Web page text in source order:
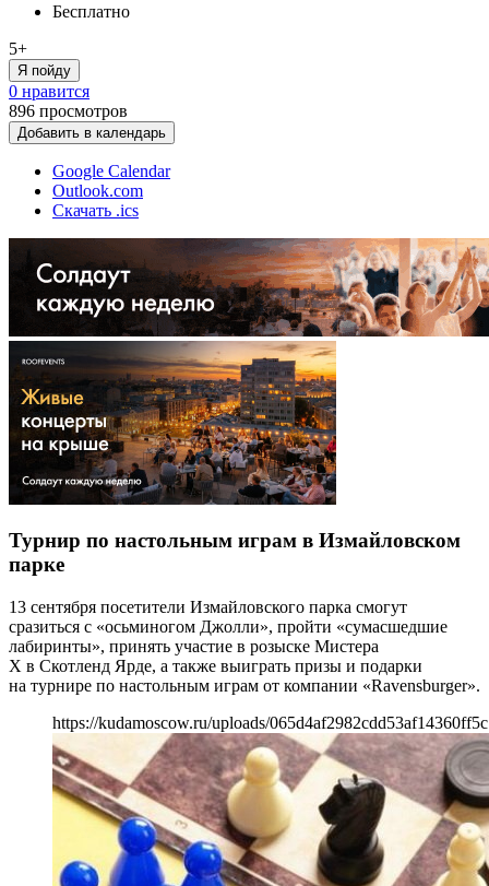
Бесплатно
5+
Я пойду
0 нравится
896 просмотров
Добавить в календарь
Google Calendar
Outlook.com
Скачать .ics
Турнир по настольным играм в Измайловском
парке
13 сентября посетители Измайловского парка смогут
сразиться с «осьминогом Джолли», пройти «сумасшедшие
лабиринты», принять участие в розыске Мистера
Х в Скотленд Ярде, а также выиграть призы и подарки
на турнире по настольным играм от компании «Ravensburger».
https://kudamoscow.ru/uploads/